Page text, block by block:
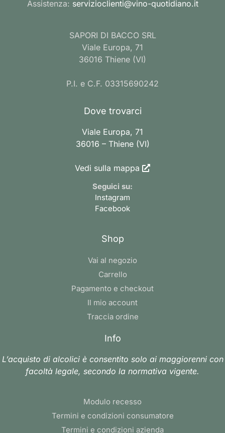
Assistenza: servizioclienti@vino-quotidiano.it
SAPORI DI BACCO SRL
Viale Europa, 71
36016 Thiene (VI)
P.I. e C.F. 03315690242
Dove trovarci
Viale Europa, 71
36016 – Thiene (VI)
Vedi sulla mappa
Seguici su:
Instagram
Facebook
Shop
Vai al negozio
Carrello
Pagamento e checkout
Il mio account
Traccia ordine
Info
L’acquisto di alcolici è consentito solo ai maggiorenni con
facoltà legale, secondo la normativa vigente.
Modulo recesso
Termini e condizioni consumatore
Termini e condizioni azienda